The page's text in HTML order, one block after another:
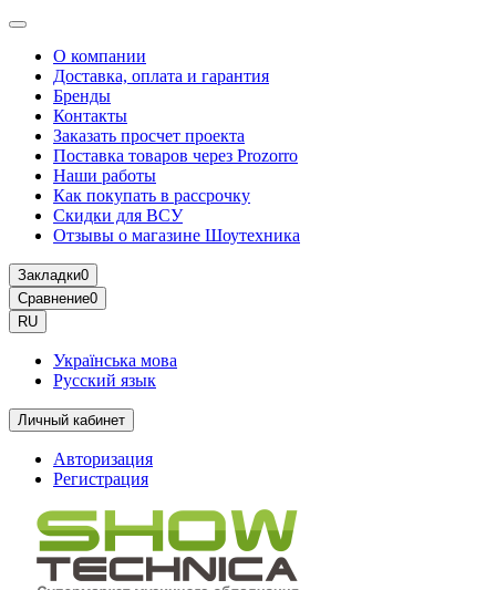
О компании
Доставка, оплата и гарантия
Бренды
Контакты
Заказать просчет проекта
Поставка товаров через Prozorro
Наши работы
Как покупать в рассрочку
Скидки для ВСУ
Отзывы о магазине Шоутехника
Закладки0
Сравнение0
RU
Українська мова
Русский язык
Личный кабинет
Авторизация
Регистрация